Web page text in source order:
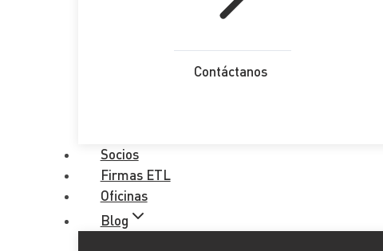
Contáctanos
Socios
Firmas ETL
Oficinas
Blog